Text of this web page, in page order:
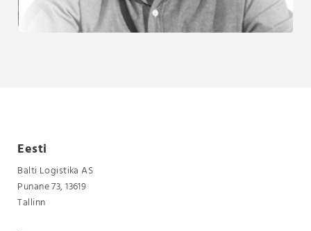
Eesti
Balti Logistika AS
Punane 73, 13619
Tallinn